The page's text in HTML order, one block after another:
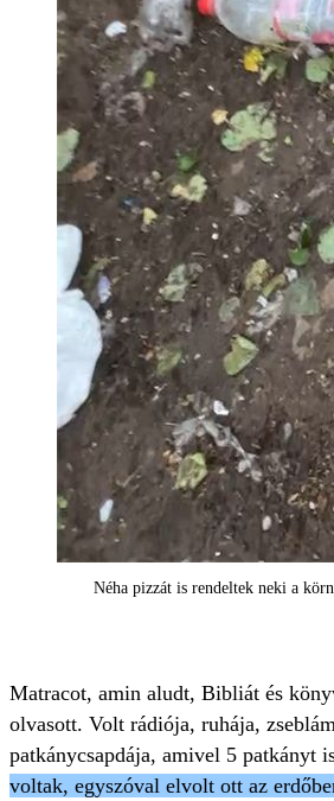
Néha pizzát is rendeltek neki a
Matracot, amin aludt, Bibliát és
olvasott. Volt rádiója, ruhája,
patkánycsapdája, amivel 5 patkányt
voltak, egyszóval elvolt ott az